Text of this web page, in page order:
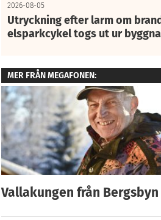
2026-08-05
Utryckning efter larm om
elsparkcykel togs ut ur
MER FRÅN MEGAFONEN:
Vallakungen från Bergsbyn